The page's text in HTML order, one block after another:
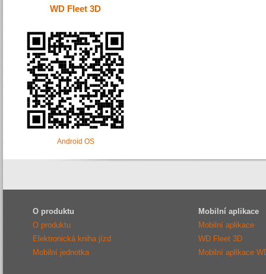
WD Fleet 3D
Android OS
O produktu
O produktu
Elektronická kniha jízd
Mobilní jednotka
Mobilní aplikace
Mobilní aplikace
WD Fleet 3D
Mobilní aplikace